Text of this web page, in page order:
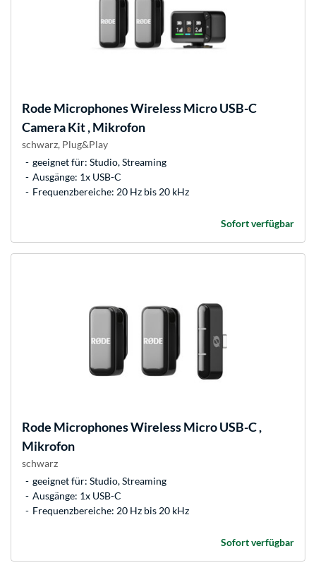
Rode MicrophonesWireless Micro USB-C
Camera Kit , Mikrofon
schwarz, Plug&Play
geeignet für: Studio, Streaming
Ausgänge: 1x USB-C
Frequenzbereiche: 20 Hz bis 20 kHz
Sofort verfügbar
Rode MicrophonesWireless Micro USB-C ,
Mikrofon
schwarz
geeignet für: Studio, Streaming
Ausgänge: 1x USB-C
Frequenzbereiche: 20 Hz bis 20 kHz
Sofort verfügbar